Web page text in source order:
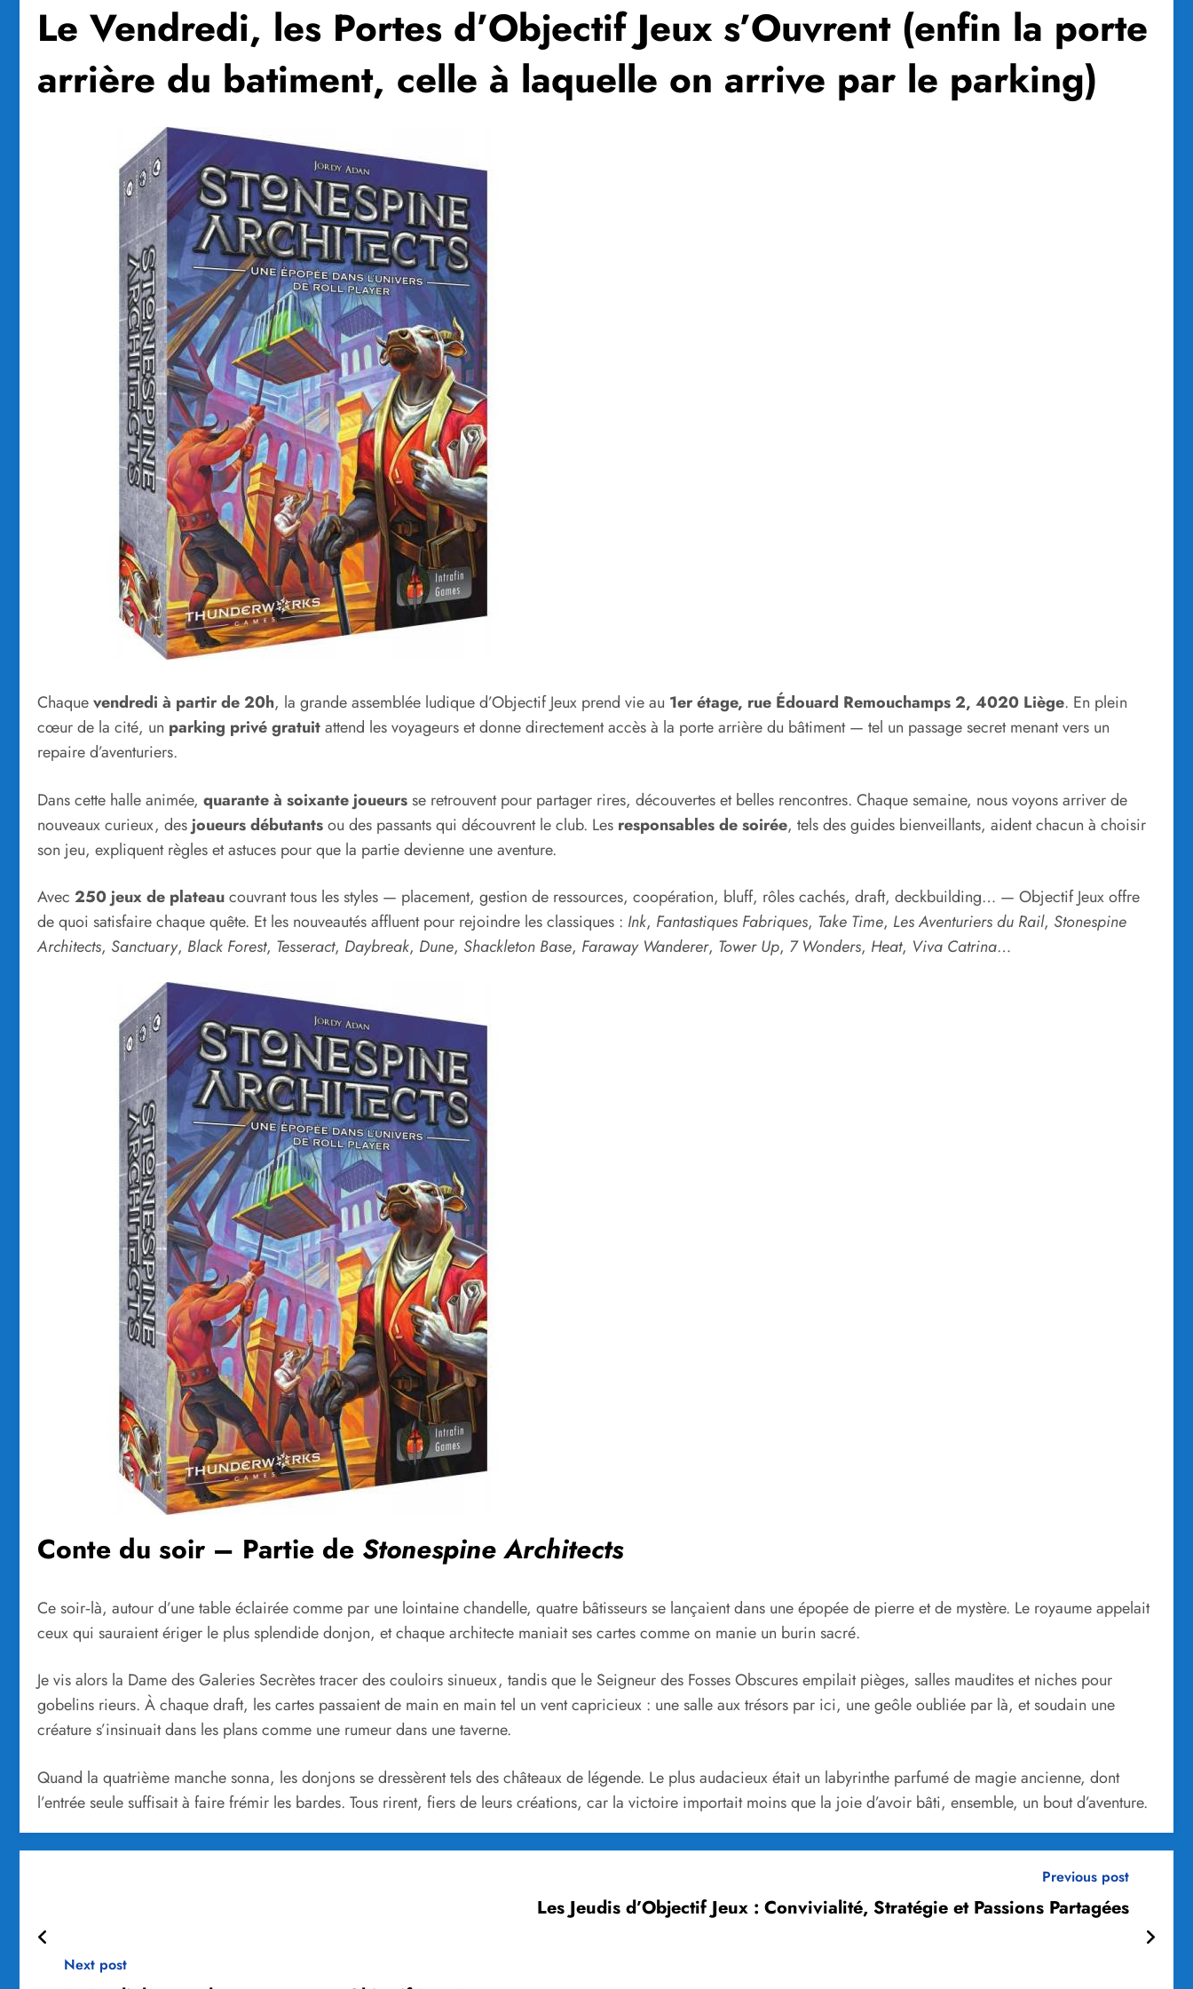
Le Vendredi, les Portes d’Objectif Jeux s’Ouvrent (enfin la porte
arrière du batiment, celle à laquelle on arrive par le parking)
Chaquevendredi à partir de 20h, la grande assemblée ludique d’Objectif Jeux prend vie au 1er étage, rue Édouard Remouchamps 2, 4020 Liège. En plein
cœur de la cité, un parking privé gratuitattend les voyageurs et donne directement accès à la porte arrière du bâtiment — tel un passage secret menant vers un
repaire d’aventuriers.
Dans cette halle animée, quarante à soixante joueursse retrouvent pour partager rires, découvertes et belles rencontres. Chaque semaine, nous voyons arriver de
nouveaux curieux, des joueurs débutantsou des passants qui découvrent le club. Les responsables de soirée, tels des guides bienveillants, aident chacun à choisir
son jeu, expliquent règles et astuces pour que la partie devienne une aventure.
Avec 250 jeux de plateaucouvrant tous les styles — placement, gestion de ressources, coopération, bluff, rôles cachés, draft, deckbuilding… — Objectif Jeux offre
de quoi satisfaire chaque quête. Et les nouveautés affluent pour rejoindre les classiques : Ink, Fantastiques Fabriques, Take Time, Les Aventuriers du Rail, Stonespine
Architects, Sanctuary, Black Forest, Tesseract, Daybreak, Dune, Shackleton Base, Faraway Wanderer, Tower Up, 7 Wonders, Heat, Viva Catrina…
Conte du soir – Partie de Stonespine Architects
Ce soir‑là, autour d’une table éclairée comme par une lointaine chandelle, quatre bâtisseurs se lançaient dans une épopée de pierre et de mystère. Le royaume appelait
ceux qui sauraient ériger le plus splendide donjon, et chaque architecte maniait ses cartes comme on manie un burin sacré.
Je vis alors la Dame des Galeries Secrètes tracer des couloirs sinueux, tandis que le Seigneur des Fosses Obscures empilait pièges, salles maudites et niches pour
gobelins rieurs. À chaque draft, les cartes passaient de main en main tel un vent capricieux : une salle aux trésors par ici, une geôle oubliée par là, et soudain une
créature s’insinuait dans les plans comme une rumeur dans une taverne.
Quand la quatrième manche sonna, les donjons se dressèrent tels des châteaux de légende. Le plus audacieux était un labyrinthe parfumé de magie ancienne, dont
l’entrée seule suffisait à faire frémir les bardes. Tous rirent, fiers de leurs créations, car la victoire importait moins que la joie d’avoir bâti, ensemble, un bout d’aventure.
Previous post
Les Jeudis d’Objectif Jeux : Convivialité, Stratégie et Passions Partagées
Next post